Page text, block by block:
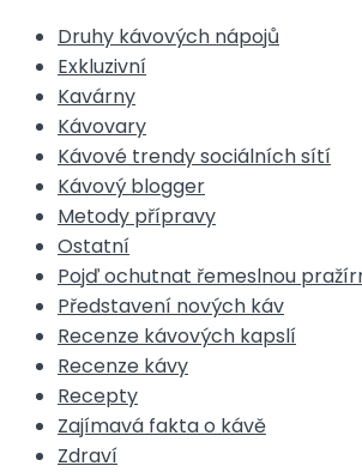
Druhy kávových nápojů
Exkluzivní
Kavárny
Kávovary
Kávové trendy sociálních sítí
Kávový blogger
Metody přípravy
Ostatní
Pojď ochutnat řemeslnou
Představení nových káv
Recenze kávových kapslí
Recenze kávy
Recepty
Zajímavá fakta o kávě
Zdraví